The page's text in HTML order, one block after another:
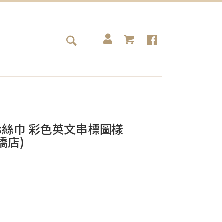
巾 彩色英文串標圖樣
店)